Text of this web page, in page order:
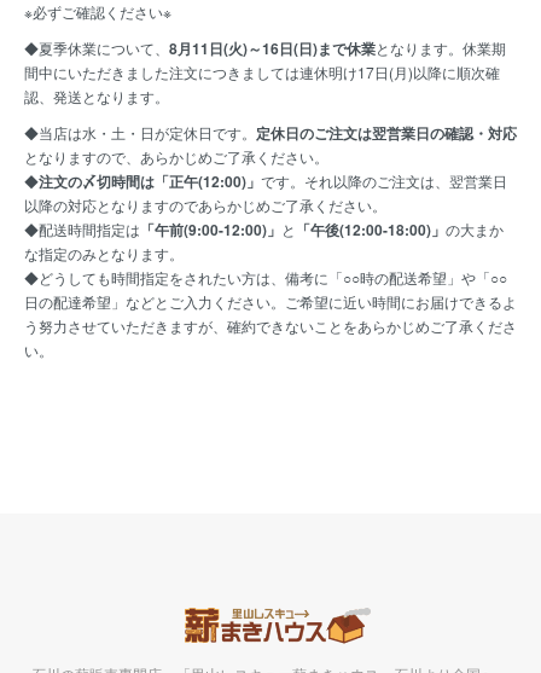
※必ずご確認ください※
◆夏季休業について、 8月11日(火)～16日(日)まで休業となります。休業期
間中にいただきました注文につきましては連休明け17日(月)以降に順次確
認、発送となります。
◆当店は水・土・日が定休日です。 定休日のご注文は翌営業日の確認・対応
となりますので、あらかじめご了承ください。
◆注文の〆切時間は「正午(12:00)」 です。それ以降のご注文は、翌営業日
以降の対応となりますのであらかじめご了承ください。
◆配送時間指定は 「午前(9:00-12:00)」 と 「午後(12:00-18:00)」 の大まか
な指定のみとなります。
◆どうしても時間指定をされたい方は、備考に「○○時の配送希望」や「○○
日の配達希望」などとご入力ください。ご希望に近い時間にお届けできるよ
う努力させていただきますが、確約できないことをあらかじめご了承くださ
い。